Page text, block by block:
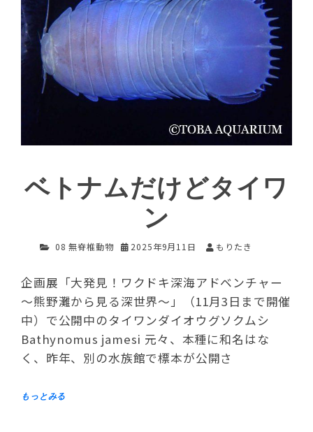
ベトナムだけどタイワ
ン
08 無脊椎動物 2025年9月11日 もりたき
企画展「大発見！ワクドキ深海アドベンチャー
～熊野灘から見る深世界～」（11月3日まで開催
中）で公開中のタイワンダイオウグソクムシ
Bathynomus jamesi 元々、本種に和名はな
く、昨年、別の水族館で標本が公開さ